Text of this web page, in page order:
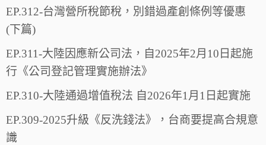
EP.312-台灣營所稅節稅，別錯過產創條例等優惠
(下篇)
EP.311-大陸因應新公司法，自2025年2月10日起施
行《公司登記管理實施辦法》
EP.310-大陸通過增值稅法 自2026年1月1日起實施
EP.309-2025升級《反洗錢法》，台商要提高合規意
識